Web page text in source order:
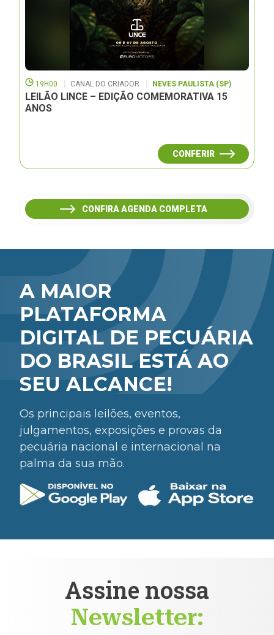
19H00 CANAL DO CRIADOR NEVES PAULISTA (SP)
LEILÃO LINCE – EDIÇÃO COMEMORATIVA 15
ANOS
CONFERIR
CONFIRA AGENDA COMPLETA
A MAIOR
PLATAFORMA
DIGITAL DE PECUÁRIA
DO BRASIL ESTÁ AO
SEU ALCANCE!
Os principais leilões, eventos,
julgamentos, exposições e provas da
pecuária nacional e internacional na
palma da sua mão.
Assine nossa
Newsletter: